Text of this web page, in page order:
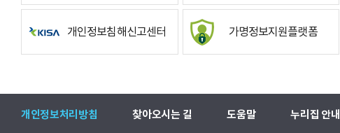
개인정보침해신고센터 가명정보지원플랫폼
개인정보처리방침 찾아오시는 길 도움말 누리집 안내